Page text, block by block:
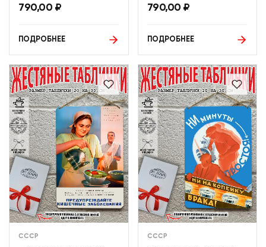
790,00 ₽
ПОДРОБНЕЕ
790,00 ₽
ПОДРОБНЕЕ
СССР СССР